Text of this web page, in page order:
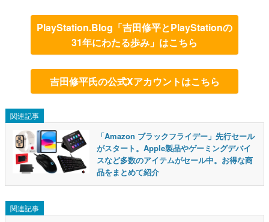
PlayStation.Blog「吉田修平とPlayStationの
31年にわたる歩み」はこちら
吉田修平氏の公式Xアカウントはこちら
関連記事
「Amazon ブラックフライデー」先行セール
がスタート。Apple製品やゲーミングデバイ
スなど多数のアイテムがセール中。お得な商
品をまとめて紹介
関連記事